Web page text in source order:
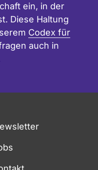
ein, in der
Diese Haltung
Codex für
auch in